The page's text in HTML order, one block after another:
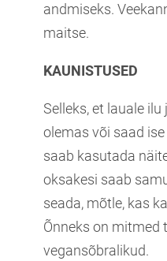
andmiseks.
maitse.
KAUNISTUSED
Selleks, et lauale
olemas või saad
saab kasutada
oksakesi saab
seada, mõtle, kas
Õnneks on mitmed
vegansõbralikud.